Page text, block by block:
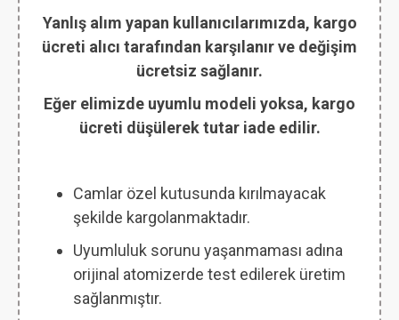
Yanlış alım yapan kullanıcılarımızda, kargo
ücreti alıcı tarafından karşılanır ve değişim
ücretsiz sağlanır.
Eğer elimizde uyumlu modeli yoksa, kargo
ücreti düşülerek tutar iade edilir.
Camlar özel kutusunda kırılmayacak
şekilde kargolanmaktadır.
Uyumluluk sorunu yaşanmaması adına
orijinal atomizerde test edilerek üretim
sağlanmıştır.